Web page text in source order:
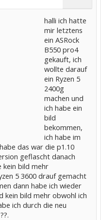
halli ich hatte
mir letztens
ein ASRock
B550 pro4
gekauft, ich
wollte darauf
ein Ryzen 5
2400g
machen und
ich habe ein
bild
bekommen,
ich habe im
das war die p1.10
geflascht danach
kein bild mehr
5 3600 drauf gemacht
dann habe ich wieder
kein bild mehr obwohl ich
ich durch die neu